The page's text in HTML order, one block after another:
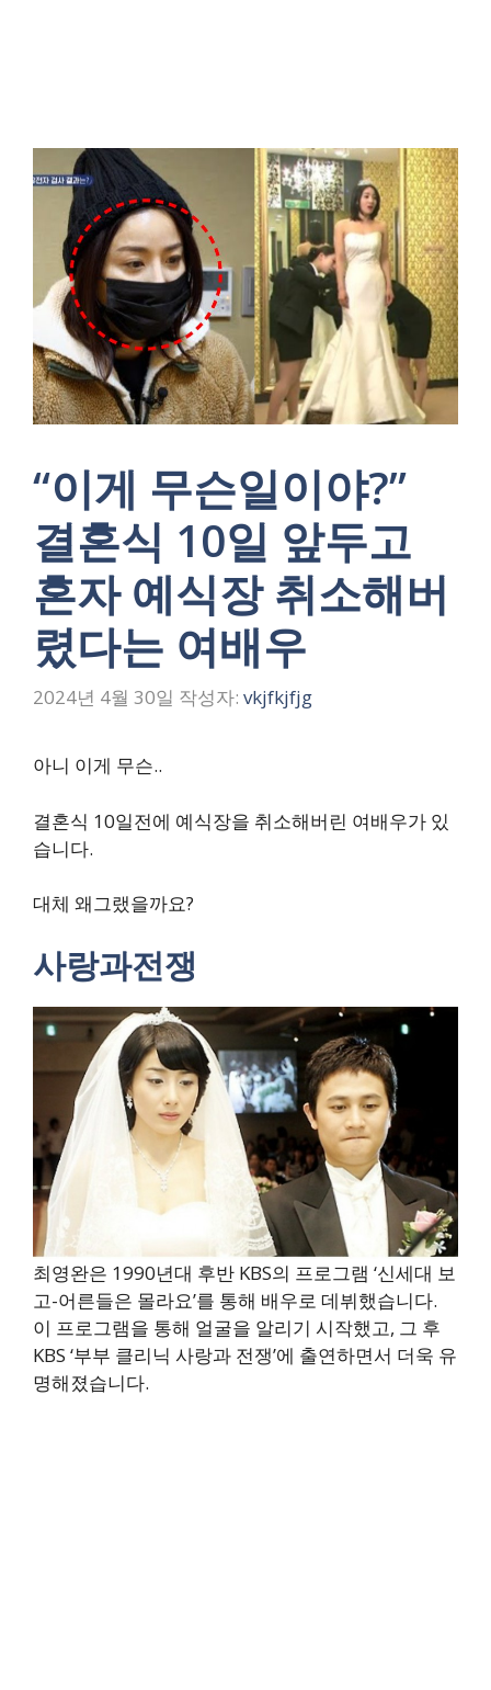
“이게 무슨일이야?”
결혼식 10일 앞두고
혼자 예식장 취소해버
렸다는 여배우
2024년 4월 30일 작성자: vkjfkjfjg
아니 이게 무슨..
결혼식 10일전에 예식장을 취소해버린 여배우가 있
습니다.
대체 왜그랬을까요?
사랑과전쟁
최영완은 1990년대 후반 KBS의 프로그램 ‘신세대 보
고-어른들은 몰라요’를 통해 배우로 데뷔했습니다.
이 프로그램을 통해 얼굴을 알리기 시작했고, 그 후
KBS ‘부부 클리닉 사랑과 전쟁’에 출연하면서 더욱 유
명해졌습니다.